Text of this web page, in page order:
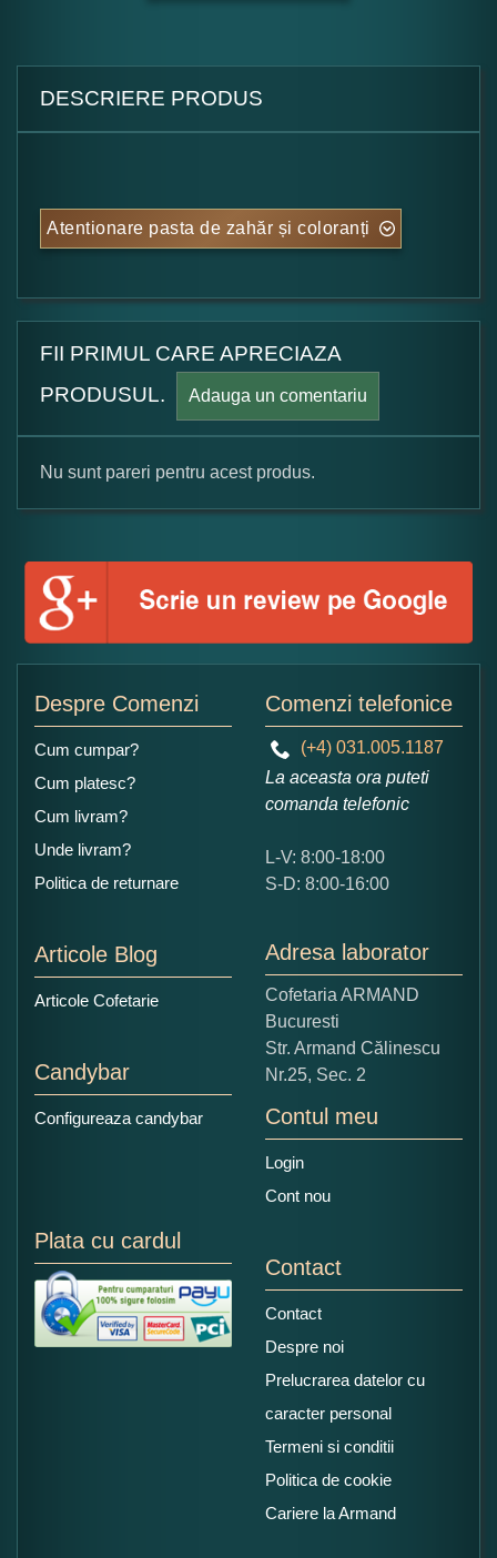
DESCRIERE PRODUS
Atentionare pasta de zahăr și coloranți
FII PRIMUL CARE APRECIAZA
PRODUSUL.
Adauga un comentariu
Formular pareri client
Numele dumneavoastra:
Ce nota acordati acestui produs?
5
Copiati alaturi numarul din imagine:
Nu sunt pareri pentru acest produs.
Despre Comenzi
Cum cumpar?
Cum platesc?
Cum livram?
Unde livram?
Politica de returnare
Articole Blog
Articole Cofetarie
Candybar
Configureaza candybar
Comenzi telefonice
(+4) 031.005.1187
La aceasta ora puteti
comanda telefonic
L-V: 8:00-18:00
S-D: 8:00-16:00
Adresa laborator
Cofetaria ARMAND
Bucuresti
Str. Armand Călinescu
Nr.25, Sec. 2
Contul meu
Login
Cont nou
Plata cu cardul
Contact
Contact
Despre noi
Prelucrarea datelor cu
caracter personal
Termeni si conditii
Politica de cookie
Cariere la Armand